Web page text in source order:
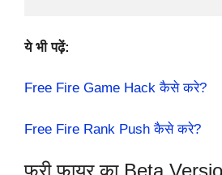
ये भी पढ़ें:
Free Fire Game Hack कैसे करे?
Free Fire Rank Push कैसे करे?
फ्री फायर का Beta